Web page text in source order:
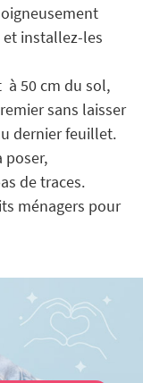
et installez-les
50 cm du sol,
sans laisser
dernier feuillet.
poser,
de traces.
ménagers pour